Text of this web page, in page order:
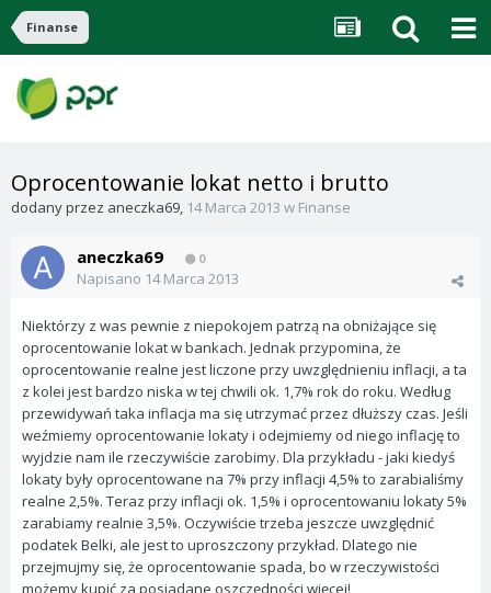
Finanse
Oprocentowanie lokat netto i brutto
dodany przez aneczka69, 14 Marca 2013 w Finanse
aneczka69 0
Napisano 14 Marca 2013
Niektórzy z was pewnie z niepokojem patrzą na obniżające się
oprocentowanie lokat w bankach. Jednak przypomina, że
oprocentowanie realne jest liczone przy uwzględnieniu inflacji, a ta
z kolei jest bardzo niska w tej chwili ok. 1,7% rok do roku. Według
przewidywań taka inflacja ma się utrzymać przez dłuższy czas. Jeśli
weźmiemy oprocentowanie lokaty i odejmiemy od niego inflację to
wyjdzie nam ile rzeczywiście zarobimy. Dla przykładu - jaki kiedyś
lokaty były oprocentowane na 7% przy inflacji 4,5% to zarabialiśmy
realne 2,5%. Teraz przy inflacji ok. 1,5% i oprocentowaniu lokaty 5%
zarabiamy realnie 3,5%. Oczywiście trzeba jeszcze uwzględnić
podatek Belki, ale jest to uproszczony przykład. Dlatego nie
przejmujmy się, że oprocentowanie spada, bo w rzeczywistości
możemy kupić za posiadane oszczędności więcej!